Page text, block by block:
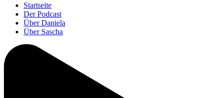
Startseite
Der Podcast
Über Daniela
Über Sascha